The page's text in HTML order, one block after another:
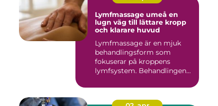
Lymfmassage umeå en
lugn väg till lättare kropp
och klarare huvud
Lymfmassage är en mjuk
behandlingsform som
fokuserar på kroppens
lymfsystem. Behandlingen